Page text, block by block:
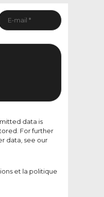
data is
For further
data, see our
et la politique